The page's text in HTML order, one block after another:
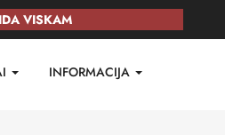
VISKAM
INFORMACIJA